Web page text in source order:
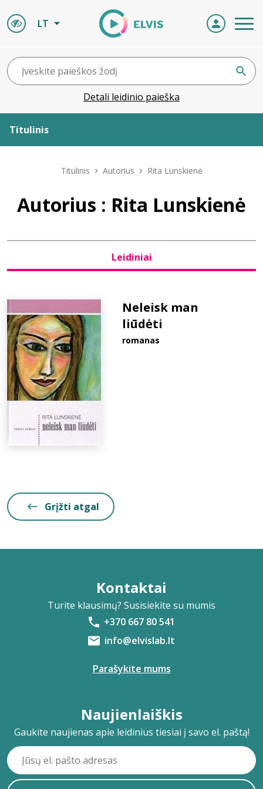
LT
Detali leidinio paieška
Titulinis
Leidiniai
D.U.K.
Titulinis Autorius Rita Lunskienė
Autorius : Rita Lunskienė
Leidiniai
Neleisk man
liūdėti
romanas
Grįžti atgal
Kontaktai
Turite klausimų? Susisiekite su mumis
+370 667 80 541
info@elvislab.lt
Parašykite mums
Naujienlaiškis
Gaukite naujienas apie leidinius tiesiai į savo el. paštą!